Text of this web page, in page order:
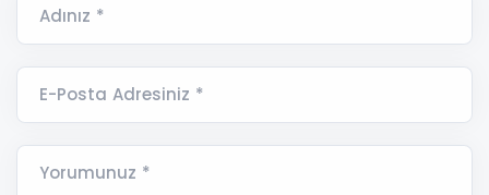
Adınız *
E-Posta Adresiniz *
Yorumunuz *